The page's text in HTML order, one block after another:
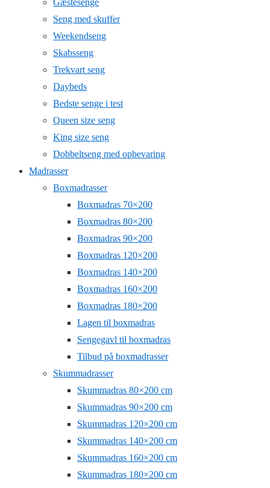
Gæstesenge
Seng med skuffer
Weekendseng
Skabsseng
Trekvart seng
Daybeds
Bedste senge i test
Queen size seng
King size seng
Dobbeltseng med opbevaring
Madrasser
Boxmadrasser
Boxmadras 70×200
Boxmadras 80×200
Boxmadras 90×200
Boxmadras 120×200
Boxmadras 140×200
Boxmadras 160×200
Boxmadras 180×200
Lagen til boxmadras
Sengegavl til boxmadras
Tilbud på boxmadrasser
Skummadrasser
Skummadras 80×200 cm
Skummadras 90×200 cm
Skummadras 120×200 cm
Skummadras 140×200 cm
Skummadras 160×200 cm
Skummadras 180×200 cm